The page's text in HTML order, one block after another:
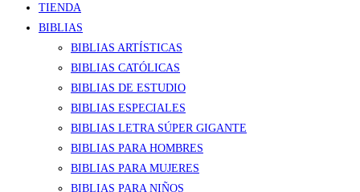
TIENDA
BIBLIAS
BIBLIAS ARTÍSTICAS
BIBLIAS CATÓLICAS
BIBLIAS DE ESTUDIO
BIBLIAS ESPECIALES
BIBLIAS LETRA SÚPER GIGANTE
BIBLIAS PARA HOMBRES
BIBLIAS PARA MUJERES
BIBLIAS PARA NIÑOS